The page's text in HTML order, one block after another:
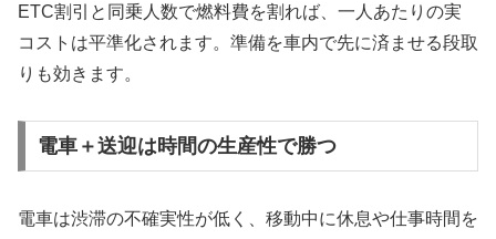
ETC割引と同乗人数で燃料費を割れば、一人あたりの実
コストは平準化されます。準備を車内で先に済ませる段取
りも効きます。
電車＋送迎は時間の生産性で勝つ
電車は渋滞の不確実性が低く、移動中に休息や仕事時間を